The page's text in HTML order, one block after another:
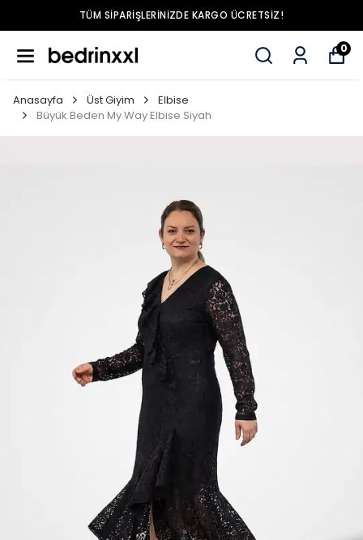
TÜM SIPARIŞLERINIZDE KARGO ÜCRETSIZ!
0
Anasayfa Üst Giyim
Elbise
Büyük Beden My Way Elbise Siyah